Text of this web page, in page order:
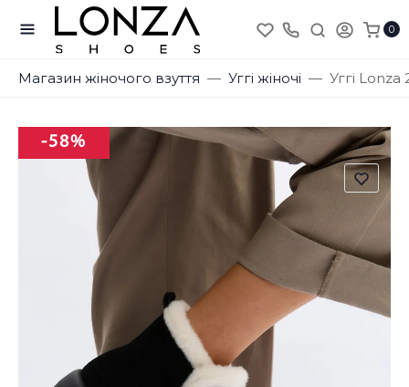
0
Магазин жіночого взуття Уггі жіночі Уггі Lonza
-58%